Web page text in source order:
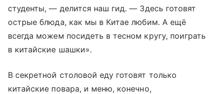
студенты, — делится наш гид. — Здесь готовят
острые блюда, как мы в Китае любим. А ещё
всегда можем посидеть в тесном кругу, поиграть
в китайские шашки».
В секретной столовой еду готовят только
китайские повара, и меню, конечно,